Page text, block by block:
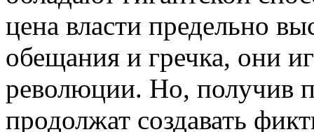
цена власти предельно
обещания и гречка, они
революции. Но, получив
продолжат создавать